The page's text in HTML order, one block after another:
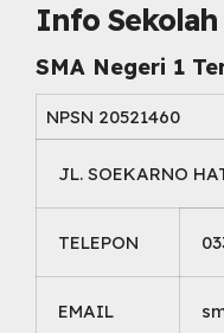
Info Sekolah
SMA Negeri 1
NPSN 20521460
JL. SOEKARNO
TELEPON
EMAIL